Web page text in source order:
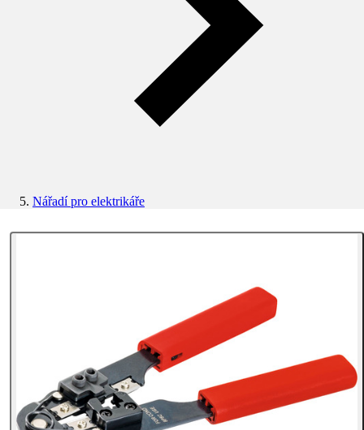
Nářadí pro elektrikáře